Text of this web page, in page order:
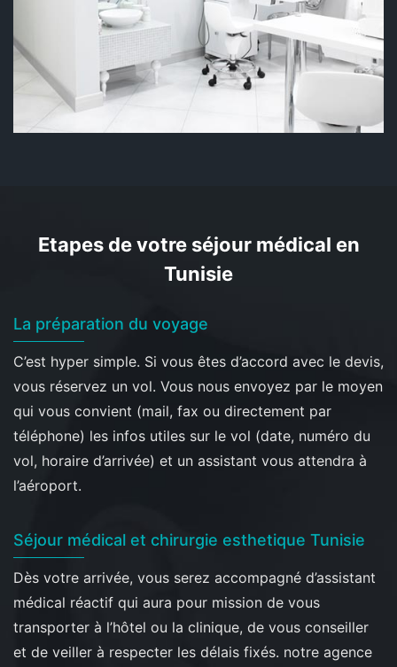
Etapes de votre séjour médical en
Tunisie
La préparation du voyage
C’est hyper simple. Si vous êtes d’accord avec le devis,
vous réservez un vol. Vous nous envoyez par le moyen
qui vous convient (mail, fax ou directement par
téléphone) les infos utiles sur le vol (date, numéro du
vol, horaire d’arrivée) et un assistant vous attendra à
l’aéroport.
Séjour médical et chirurgie esthetique Tunisie
Dès votre arrivée, vous serez accompagné d’assistant
médical réactif qui aura pour mission de vous
transporter à l’hôtel ou la clinique, de vous conseiller
et de veiller à respecter les délais fixés. notre agence